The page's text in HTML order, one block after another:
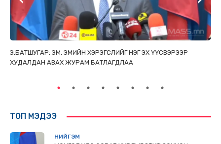
Э.БАТШУГАР: ЭМ, ЭМИЙН ХЭРЭГСЛИЙГ НЭГ ЭХ ҮҮСВЭРЭЭР
ХУДАЛДАН АВАХ ЖУРАМ БАТЛАГДЛАА
ТОП МЭДЭЭ
НИЙГЭМ